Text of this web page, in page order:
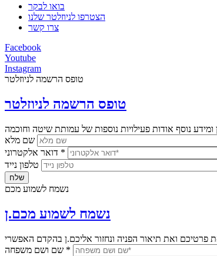
בואו לבקר
הצטרפו לניוזלטר שלנו
צרו קשר
Facebook
Youtube
Instagram
טופס הרשמה לניוזלטר
טופס הרשמה לניוזלטר
*
נשמח לשמוע מכם
נשמח לשמוע מכם.ן
*